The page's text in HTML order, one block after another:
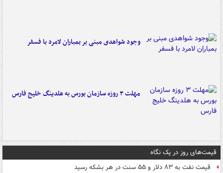
وجود شواهدی مبنی بر بمباران لامرد با فسفر
مهلت ۳ روزه سازمان بورس به هلدینگ خلیج فارس
قیمت‌های روز در یک نگاه
قیمت نفت به ۸۳ دلار و ۵۵ سنت در هر بشکه رسید